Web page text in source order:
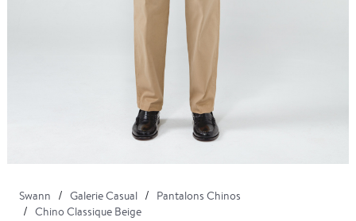
Swann Galerie Casual
Pantalons Chinos
Chino Classique Beige